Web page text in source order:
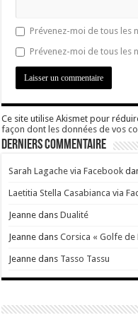
Prévenez-moi de tous les
Prévenez-moi de tous les
Ce site utilise Akismet pour
façon dont les données de vos
Derniers Commentaire
Sarah Lagache via Facebook
Laetitia Stella Casabianca via
Jeanne dansDualité
Jeanne dansCorsica « Golfe de
Jeanne dans Tasso Tassu